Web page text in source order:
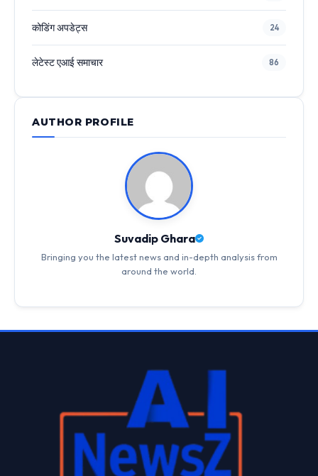
कोडिंग अपडेट्स 24
लेटेस्ट एआई समाचार 86
AUTHOR PROFILE
Suvadip Ghara
Bringing you the latest news and in-depth analysis from
around the world.